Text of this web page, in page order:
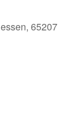
65207